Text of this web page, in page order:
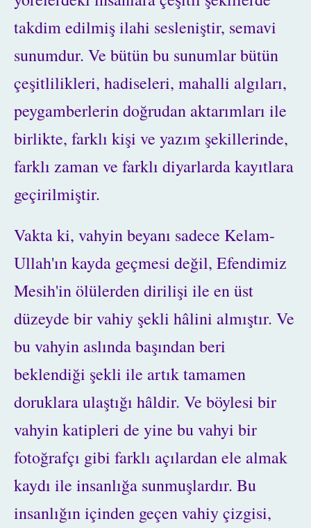
takdim edilmiş ilahi sesleniştir, semavi
sunumdur. Ve bütün bu sunumlar bütün
çeşitlilikleri, hadiseleri, mahalli algıları,
peygamberlerin doğrudan aktarımları ile
birlikte, farklı kişi ve yazım şekillerinde,
farklı zaman ve farklı diyarlarda kayıtlara
geçirilmiştir.
Vakta ki, vahyin beyanı sadece Kelam-
Ullah'ın kayda geçmesi değil, Efendimiz
Mesih'in ölülerden dirilişi ile en üst
düzeyde bir vahiy şekli hâlini almıştır. Ve
bu vahyin aslında başından beri
beklendiği şekli ile artık tamamen
doruklara ulaştığı hâldir. Ve böylesi bir
vahyin katipleri de yine bu vahyi bir
fotoğrafçı gibi farklı açılardan ele almak
kaydı ile insanlığa sunmuşlardır. Bu
insanlığın içinden geçen vahiy çizgisi,